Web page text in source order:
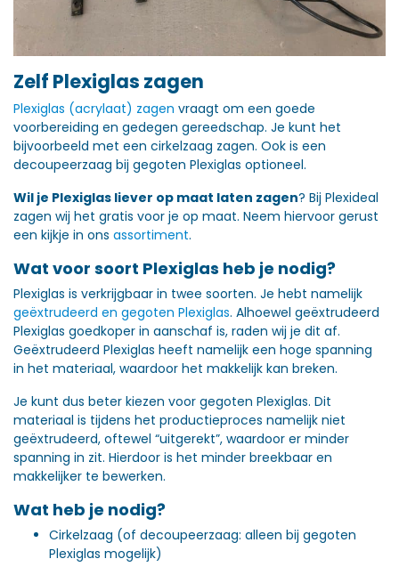
Zelf Plexiglas zagen
Plexiglas (acrylaat) zagen vraagt om een goede
voorbereiding en gedegen gereedschap. Je kunt het
bijvoorbeeld met een cirkelzaag zagen. Ook is een
decoupeerzaag bij gegoten Plexiglas optioneel.
Wil je Plexiglas liever op maat laten zagen? Bij Plexideal
zagen wij het gratis voor je op maat. Neem hiervoor gerust
een kijkje in ons assortiment.
Wat voor soort Plexiglas heb je nodig?
Plexiglas is verkrijgbaar in twee soorten. Je hebt namelijk
geëxtrudeerd en gegoten Plexiglas. Alhoewel geëxtrudeerd
Plexiglas goedkoper in aanschaf is, raden wij je dit af.
Geëxtrudeerd Plexiglas heeft namelijk een hoge spanning
in het materiaal, waardoor het makkelijk kan breken.
Je kunt dus beter kiezen voor gegoten Plexiglas. Dit
materiaal is tijdens het productieproces namelijk niet
geëxtrudeerd, oftewel “uitgerekt”, waardoor er minder
spanning in zit. Hierdoor is het minder breekbaar en
makkelijker te bewerken.
Wat heb je nodig?
Cirkelzaag (of decoupeerzaag: alleen bij gegoten
Plexiglas mogelijk)